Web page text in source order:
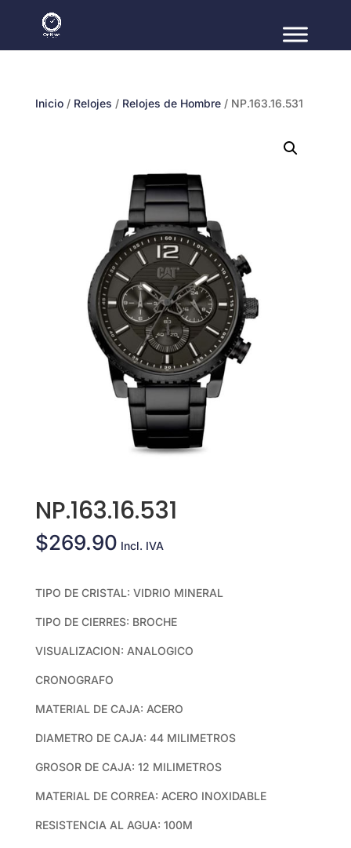
Inicio/ Relojes / Relojes de Hombre/ NP.163.16.531
NP.163.16.531
$269.90 Incl. IVA
TIPO DE CRISTAL: VIDRIO MINERAL
TIPO DE CIERRES: BROCHE
VISUALIZACION: ANALOGICO
CRONOGRAFO
MATERIAL DE CAJA: ACERO
DIAMETRO DE CAJA: 44 MILIMETROS
GROSOR DE CAJA: 12 MILIMETROS
MATERIAL DE CORREA: ACERO INOXIDABLE
RESISTENCIA AL AGUA: 100M